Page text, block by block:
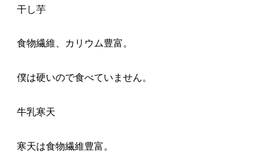
干し芋
食物繊維、カリウム豊富。
僕は硬いので食べていません。
牛乳寒天
寒天は食物繊維豊富。